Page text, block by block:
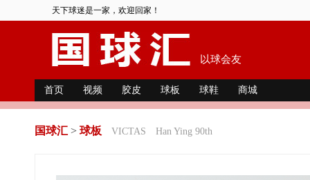
天下球迷是一家，欢迎回家！
以球会友
首页 视频 胶皮 球板 球鞋 商城
国球汇 > 球板 VICTAS Han Ying 90th